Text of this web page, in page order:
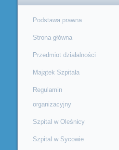
Podstawa prawna
Strona główna
Przedmiot działalności
Majątek Szpitala
Regulamin
organizacyjny
Szpital w Oleśnicy
Szpital w Sycowie